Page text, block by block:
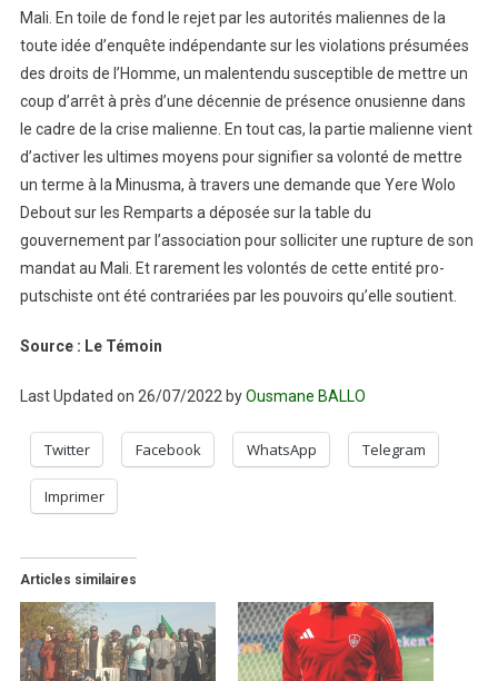
Mali. En toile de fond le rejet par les autorités maliennes de la
toute idée d’enquête indépendante sur les violations présumées
des droits de l’Homme, un malentendu susceptible de mettre un
coup d’arrêt à près d’une décennie de présence onusienne dans
le cadre de la crise malienne. En tout cas, la partie malienne vient
d’activer les ultimes moyens pour signifier sa volonté de mettre
un terme à la Minusma, à travers une demande que Yere Wolo
Debout sur les Remparts a déposée sur la table du
gouvernement par l’association pour solliciter une rupture de son
mandat au Mali. Et rarement les volontés de cette entité pro-
putschiste ont été contrariées par les pouvoirs qu’elle soutient.
Source : Le Témoin
Last Updated on 26/07/2022 byOusmane BALLO
Twitter Facebook WhatsApp Telegram
Imprimer
Articles similaires